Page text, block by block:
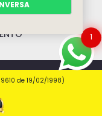
de 19/02/1998)
1